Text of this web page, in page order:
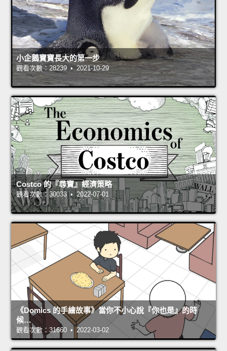
小企鵝寶寶長大的第一步
觀看次數：28239 • 2021-10-29
Costco 的『尋寶』經濟策略
觀看次數：30033 • 2022-07-01
《Domics 的手繪故事》當你不小心說『你也是』的時
候…
觀看次數：31660 • 2022-03-02